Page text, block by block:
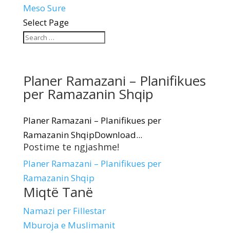
Meso Sure
Select Page
Planer Ramazani – Planifikues
per Ramazanin Shqip
Planer Ramazani – Planifikues per
Ramazanin ShqipDownload...
Postime te ngjashme!
Planer Ramazani – Planifikues per
Ramazanin Shqip
Miqtë Tanë
Namazi per Fillestar
Mburoja e Muslimanit